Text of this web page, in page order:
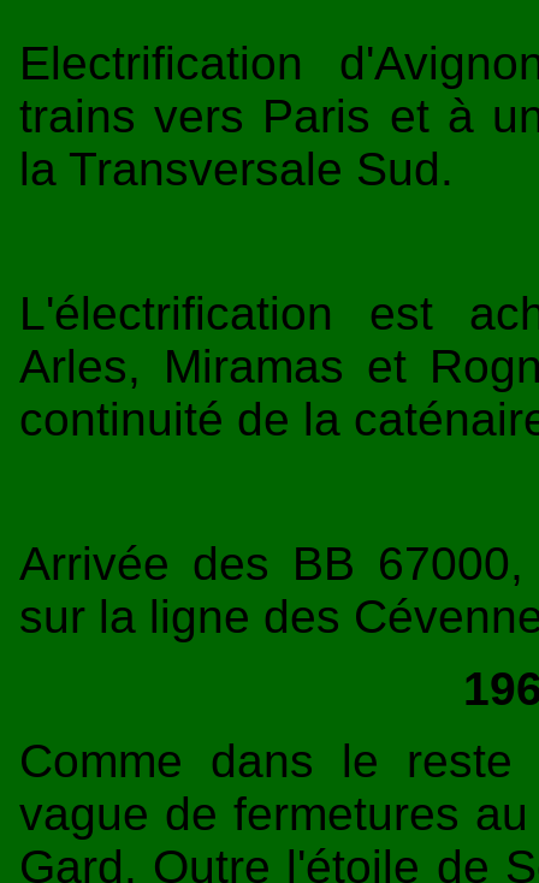
Electrification
trains vers Paris et à
la Transversale Sud.
L'électrification est
Arles, Miramas et
continuité de la
Arrivée des BB
sur la ligne des
Comme dans le
vague de fermetures
Gard. Outre l'étoile de